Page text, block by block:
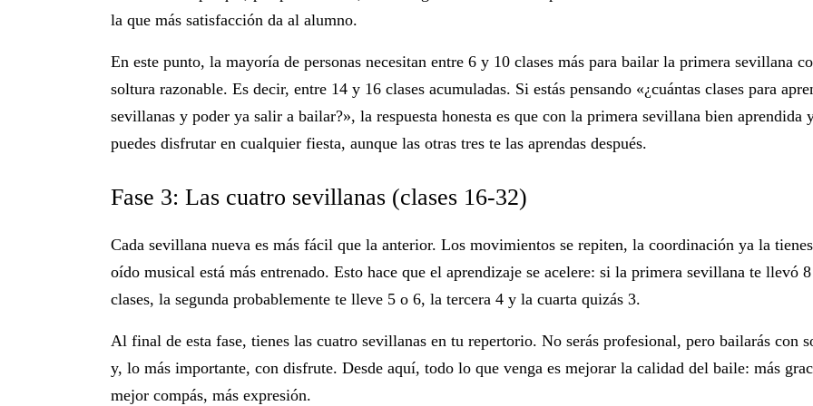
la que más satisfacción da al alumno.
En este punto, la mayoría de personas necesitan entre 6 y 10 clases más para bailar la primera sevillana
soltura razonable. Es decir, entre 14 y 16 clases acumuladas. Si estás pensando «¿cuántas clases para
sevillanas y poder ya salir a bailar?», la respuesta honesta es que con la primera sevillana bien aprendida
puedes disfrutar en cualquier fiesta, aunque las otras tres te las aprendas después.
Fase 3: Las cuatro sevillanas (clases 16-32)
Cada sevillana nueva es más fácil que la anterior. Los movimientos se repiten, la coordinación ya la
oído musical está más entrenado. Esto hace que el aprendizaje se acelere: si la primera sevillana te llevó 8
clases, la segunda probablemente te lleve 5 o 6, la tercera 4 y la cuarta quizás 3.
Al final de esta fase, tienes las cuatro sevillanas en tu repertorio. No serás profesional, pero bailarás con
y, lo más importante, con disfrute. Desde aquí, todo lo que venga es mejorar la calidad del baile: más
mejor compás, más expresión.